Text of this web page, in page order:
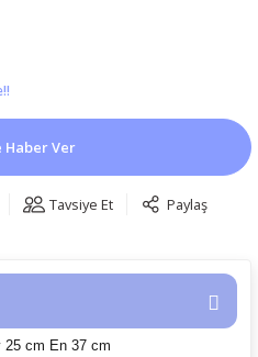
Haber Ver
Tavsiye Et Paylaş
25 cm En 37cm